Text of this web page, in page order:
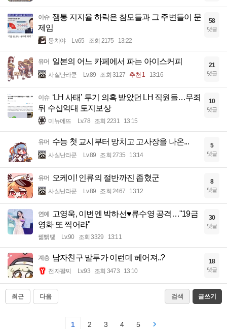
이슈 잼통 지지율 하락은 참모들과 그 주변들이 문
제임
뭉치야 Lv.65 조회 2175 13:22
58
댓글
유머 일본의 어느 카페에서 파는 아이스커피
사실난라쿤 Lv.89 조회 3127 추천 1 13:16
21
댓글
이슈 ‘LH 사태’ 투기 의혹 받았던 LH 직원들…무죄
뒤 수십억대 토지보상
미뉴에뜨 Lv.78 조회 2231 13:15
10
댓글
유머 수능 첫 교시부터 망치고 고사장을 나온...
사실난라쿤 Lv.89 조회 2735 13:14
5
댓글
유머 오케이! 인류의 절반까진 좁혔군
사실난라쿤 Lv.89 조회 2467 13:12
8
댓글
연예 고영욱, 이번엔 박하선♥류수영 공격…"19금
영화 또 찍어라"
꿻뻵뗗 Lv.90 조회 3329 13:11
30
댓글
계층 남자친구 말투가 이런데 헤어져..?
전자팔찌 Lv.93 조회 3473 13:10
18
댓글
최근 다음 검색 글쓰기
1 2 3 4 5